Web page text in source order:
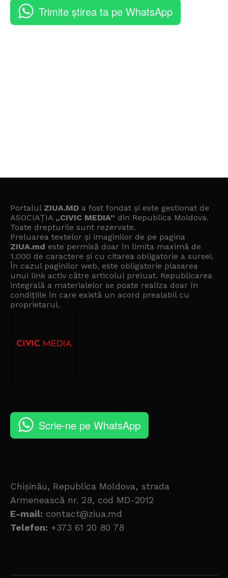
Trimite știrea ta pe WhatsApp
Portalul ZIUA.MD a fost fondat și este gestionat de
ASOCIAȚIA „CIVIC MEDIA” din Republica Moldova.
Toate drepturile sunt rezervate.
Preluarea textelor și imaginilor de pe pagina
ZIUA.md este permisă doar în limita maximă de
1.000 de caractere și cu citarea obligatorie a sursei.
În cazul paginilor web, este obligatorie plasarea
unui link activ către articolul preluat. Republicarea
integrală a materialelor se poate realiza doar în
condițiile în care există un acord prealabil cu
proprietarul.
Scrie-ne pe WhatsApp
Chișinău, Republica Moldova, strada
Armenească nr. 28, cod MD-2012
E-mail: contact@ziua.md
Telefon: +373 61 20 80 78